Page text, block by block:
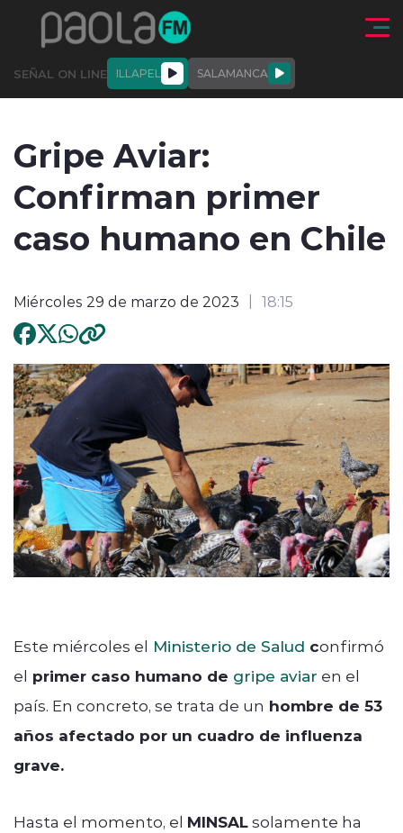
Click acá para ir directamente al contenido
SEÑAL ON LINE ILLAPEL SALAMANCA
ACTUALIDAD DEPORTES
Gripe Aviar:
Confirman primer
caso humano en Chile
Miércoles 29 de marzo de 2023 18:15
Este miércoles el Ministerio de Salud confirmó
el primer caso humano de gripe aviar en el
país. En concreto, se trata de un hombre de 53
años afectado por un cuadro de influenza
grave.
Hasta el momento, el MINSALsolamente ha